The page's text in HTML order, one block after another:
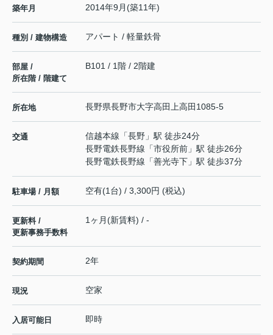
築年月 2014年9月(築11年)
種別 / 建物構造 アパート / 軽量鉄骨
部屋 /
所在階 / 階建て
B101 / 1階 / 2階建
所在地 長野県長野市大字高田 上高田1085-5
交通 信越本線 「長野 」駅 徒歩24分
長野電鉄長野線 「市役所前 」駅 徒歩26分
長野電鉄長野線 「善光寺下 」駅 徒歩37分
駐車場 / 月額 空有(1台) / 3,300円 (税込)
更新料 /
更新事務手数料
1ヶ月(新賃料) / -
契約期間 2年
現況 空家
入居可能日 即時